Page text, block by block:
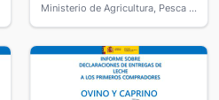
Ministerio de Agricultura, Pesca y Alimentación